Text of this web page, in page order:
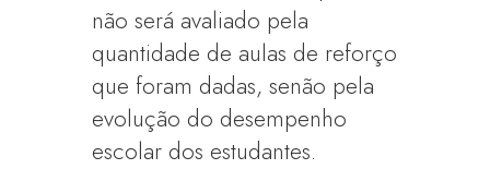
não será avaliado pela
quantidade de aulas de reforço
que foram dadas, senão pela
evolução do desempenho
escolar dos estudantes.